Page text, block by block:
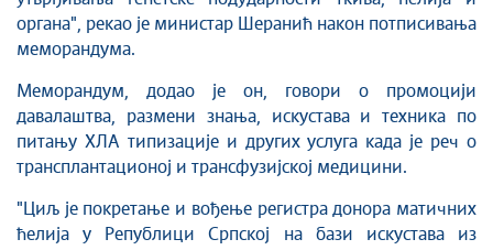
органа", рекао је министар Шеранић након потписивања
меморандума.
Меморандум, додао је он, говори о промоцији
давалаштва, размени знања, искустава и техника по
питању ХЛА типизације и других услуга када је реч о
трансплантационој и трансфузијској медицини.
"Циљ је покретање и вођење регистра донора матичних
ћелија у Републици Српској на бази искустава из